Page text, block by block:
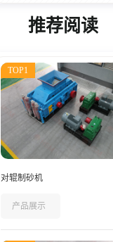
推荐阅读
TOP1
对辊制砂机
产品展示